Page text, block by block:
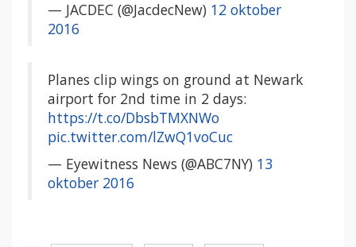
— JACDEC (@JacdecNew) 12 oktober
2016
Planes clip wings on ground at Newark
airport for 2nd time in 2 days:
https://t.co/DbsbTMXNWo
pic.twitter.com/lZwQ1voCuc
— Eyewitness News (@ABC7NY) 13
oktober 2016